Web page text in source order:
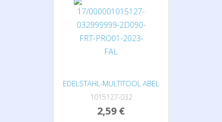
EDELSTAHL-MULTITOOL ABEL
1015127-032
2,59 €